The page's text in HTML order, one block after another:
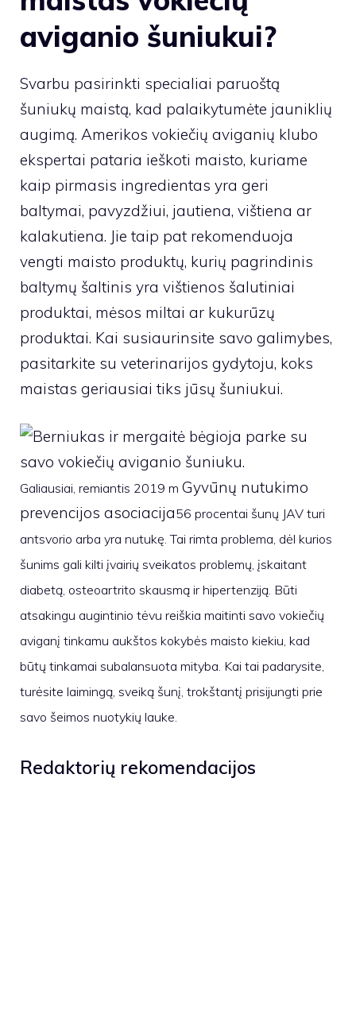
aviganio šuniukui?
Svarbu pasirinkti specialiai paruoštą
šuniukų maistą, kad palaikytumėte jauniklių
augimą. Amerikos vokiečių aviganių klubo
ekspertai pataria ieškoti maisto, kuriame
kaip pirmasis ingredientas yra geri
baltymai, pavyzdžiui, jautiena, vištiena ar
kalakutiena. Jie taip pat rekomenduoja
vengti maisto produktų, kurių pagrindinis
baltymų šaltinis yra vištienos šalutiniai
produktai, mėsos miltai ar kukurūzų
produktai. Kai susiaurinsite savo galimybes,
pasitarkite su veterinarijos gydytoju, koks
maistas geriausiai tiks jūsų šuniukui.
Galiausiai, remiantis 2019 m Gyvūnų nutukimo
prevencijos asociacija56 procentai šunų JAV turi
antsvorio arba yra nutukę. Tai rimta problema, dėl kurios
šunims gali kilti įvairių sveikatos problemų, įskaitant
diabetą, osteoartrito skausmą ir hipertenziją. Būti
atsakingu augintinio tėvu reiškia maitinti savo vokiečių
aviganį tinkamu aukštos kokybės maisto kiekiu, kad
būtų tinkamai subalansuota mityba. Kai tai padarysite,
turėsite laimingą, sveiką šunį, trokštantį prisijungti prie
savo šeimos nuotykių lauke.
Redaktorių rekomendacijos